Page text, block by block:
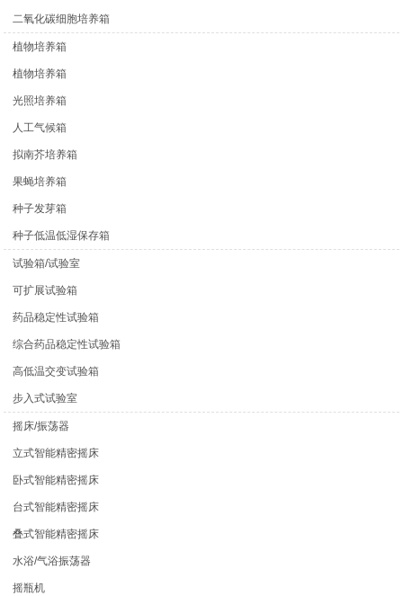
二氧化碳细胞培养箱
植物培养箱
植物培养箱
光照培养箱
人工气候箱
拟南芥培养箱
果蝇培养箱
种子发芽箱
种子低温低湿保存箱
试验箱/试验室
可扩展试验箱
药品稳定性试验箱
综合药品稳定性试验箱
高低温交变试验箱
步入式试验室
摇床/振荡器
立式智能精密摇床
卧式智能精密摇床
台式智能精密摇床
叠式智能精密摇床
水浴/气浴振荡器
摇瓶机